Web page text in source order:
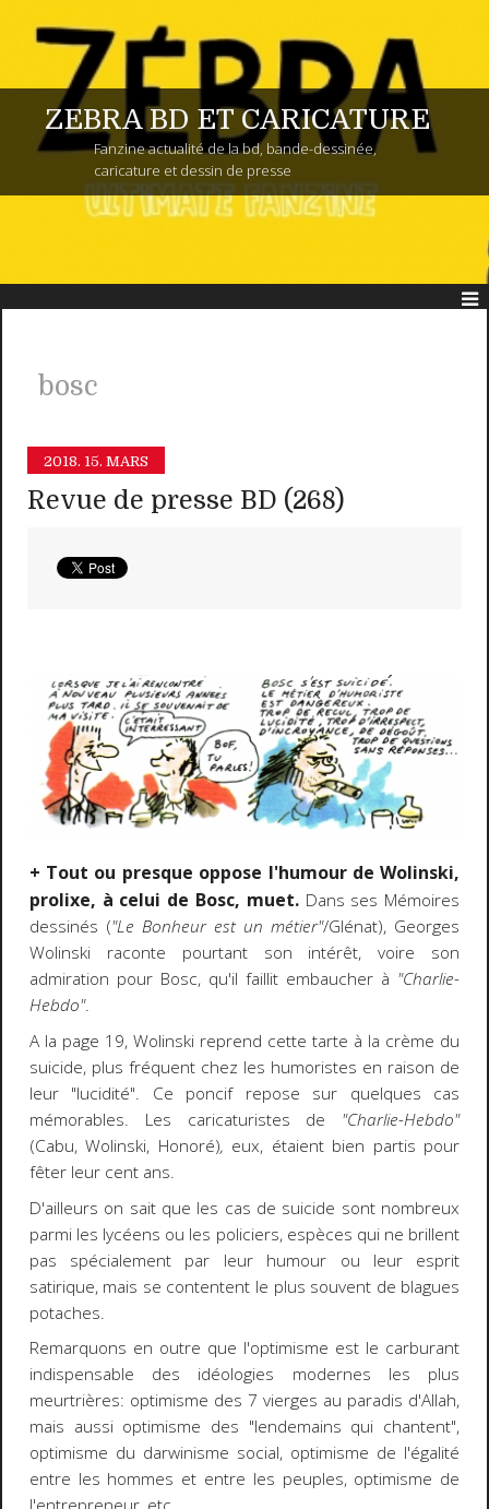
ZEBRA BD ET CARICATURE
Fanzine actualité de la bd, bande-dessinée,
caricature et dessin de presse
bosc
2018. 15. MARS
Revue de presse BD (268)
+ Tout ou presque oppose l'humour de Wolinski,
prolixe, à celui de Bosc, muet.Dans ses Mémoires
dessinés ("Le Bonheur est un métier"/Glénat), Georges
Wolinski raconte pourtant son intérêt, voire son
admiration pour Bosc, qu'il faillit embaucher à "Charlie-
Hebdo".
A la page 19, Wolinski reprend cette tarte à la crème du
suicide, plus fréquent chez les humoristes en raison de
leur "lucidité". Ce poncif repose sur quelques cas
mémorables. Les caricaturistes de "Charlie-Hebdo"
(Cabu, Wolinski, Honoré), eux, étaient bien partis pour
fêter leur cent ans.
D'ailleurs on sait que les cas de suicide sont nombreux
parmi les lycéens ou les policiers, espèces qui ne brillent
pas spécialement par leur humour ou leur esprit
satirique, mais se contentent le plus souvent de blagues
potaches.
Remarquons en outre que l'optimisme est le carburant
indispensable des idéologies modernes les plus
meurtrières: optimisme des 7 vierges au paradis d'Allah,
mais aussi optimisme des "lendemains qui chantent",
optimisme du darwinisme social, optimisme de l'égalité
entre les hommes et entre les peuples, optimisme de